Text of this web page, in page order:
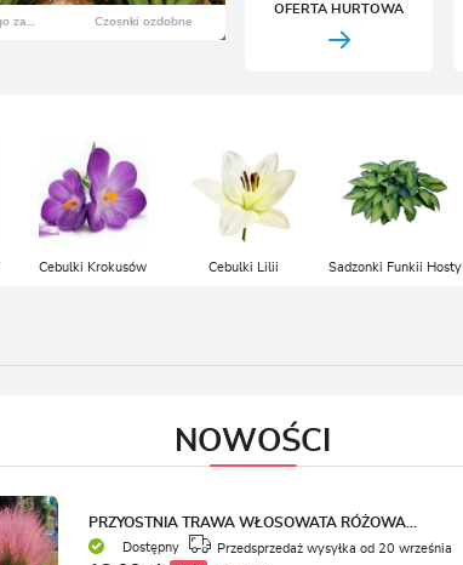
REJESTRACJA OFERTA HURTOWA
Cebulki Krokusów Cebulki Lilii Sadzonki Funkii Hosty
NOWOŚCI
PRZYOSTNIA TRAWA WŁOSOWATA RÓŻOWA...
Dostępny Przedsprzedaż wysyłka od 20 września